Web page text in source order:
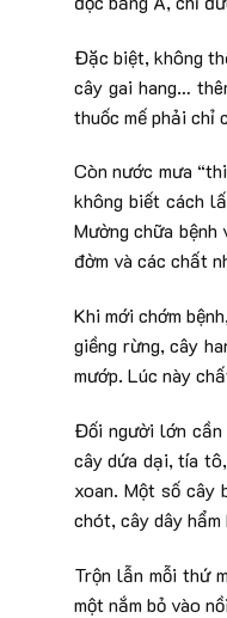
Đặc biệt, không
cây gai hang…
thuốc mế phải chỉ
Còn nước mưa
không biết cách
Mường chữa bệnh
đờm và các chất
Khi mới chớm
giềng rừng, cây
mướp. Lúc này
Đối người lớn cần
cây dứa dại, tía
xoan. Một số cây
chót, cây dây hẩm
Trộn lẫn mỗi thứ
một nắm bỏ vào